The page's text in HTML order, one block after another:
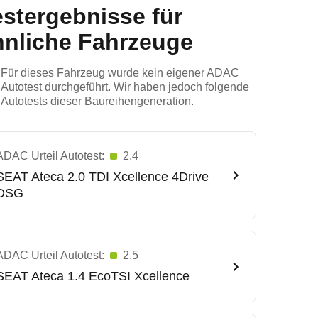
für
Fahrzeuge
Für dieses Fahrzeug wurde kein eigener ADAC
Autotest durchgeführt. Wir haben jedoch folgende
Autotests dieser Baureihengeneration.
Urteil Autotest: 2.4
Ateca 2.0 TDI Xcellence 4Drive
Urteil Autotest: 2.5
Ateca 1.4 EcoTSI Xcellence